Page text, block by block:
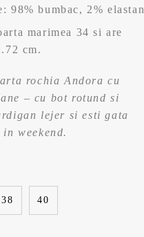
98% bumbac, 2% elastan
marimea 34 si are
cm.
rochia Andora cu
– cu bot rotund si
lejer si esti gata
weekend.
38 40